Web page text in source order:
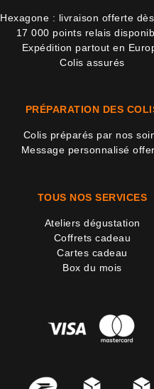
Hexagone : livraison offerte
17 000 points relais
Expédition partout en
Colis assurés
PRÉPARATION DES
Colis préparés par nos
Message personnalisé
TOUS NOS SERVICES
Ateliers dégustation
Coffrets cadeau
Cartes cadeau
Box du mois